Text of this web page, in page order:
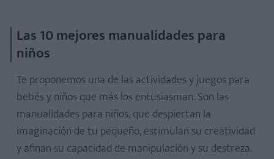
Las 10 mejores manualidades para
niños
Te proponemos una de las actividades y juegos para
bebés y niños que más los entusiasman. Son las
manualidades para niños, que despiertan la
imaginación de tu pequeño, estimulan su creatividad
y afinan su capacidad de manipulación y su destreza.